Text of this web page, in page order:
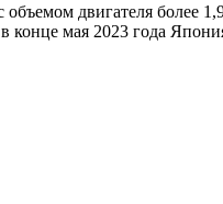
двигателя более
конце мая 2023 года